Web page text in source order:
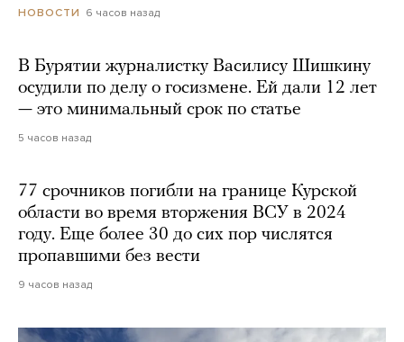
НОВОСТИ 6 часов назад
В Бурятии журналистку Василису Шишкину
осудили по делу о госизмене. Ей дали 12 лет
— это минимальный срок по статье
5 часов назад
77 срочников погибли на границе Курской
области во время вторжения ВСУ в 2024
году. Еще более 30 до сих пор числятся
пропавшими без вести
9 часов назад